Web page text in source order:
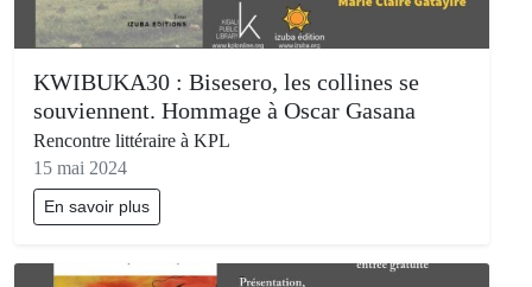
KWIBUKA30 : Bisesero, les collines se
souviennent. Hommage à Oscar Gasana
Rencontre littéraire à KPL
15 mai 2024
En savoir plus